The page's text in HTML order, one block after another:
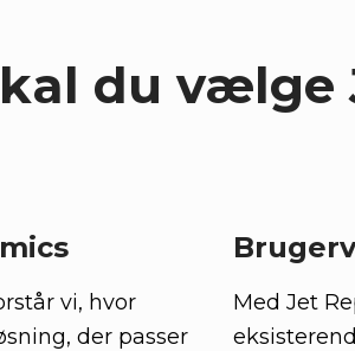
du vælge
vi, hvor
der passer
Med Jet